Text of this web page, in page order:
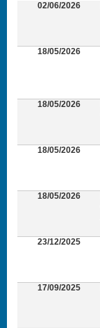
02/06/2026
18/05/2026
18/05/2026
18/05/2026
18/05/2026
23/12/2025
17/09/2025